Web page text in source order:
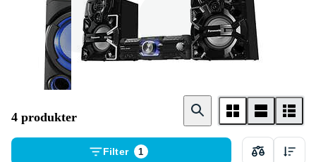
Sony Panasonic
4 produkter
Filter 1